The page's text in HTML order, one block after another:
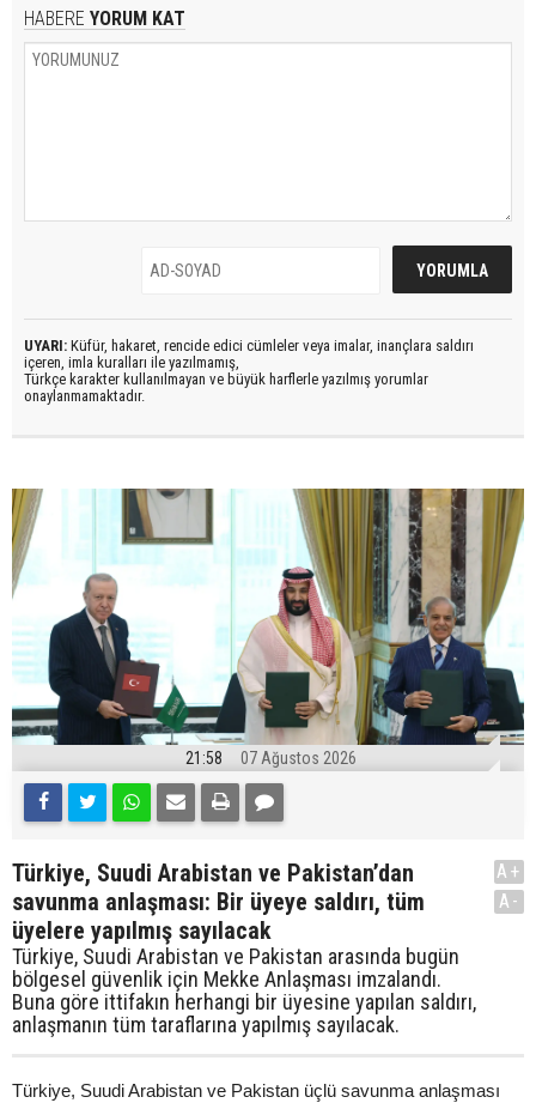
HABERE YORUM KAT
UYARI: Küfür, hakaret, rencide edici cümleler veya imalar, inançlara saldırı
içeren, imla kuralları ile yazılmamış,
Türkçe karakter kullanılmayan ve büyük harflerle yazılmış yorumlar
onaylanmamaktadır.
21:58 07 Ağustos 2026
Türkiye, Suudi Arabistan ve Pakistan’dan
savunma anlaşması: Bir üyeye saldırı, tüm
üyelere yapılmış sayılacak
Türkiye, Suudi Arabistan ve Pakistan arasında bugün
bölgesel güvenlik için Mekke Anlaşması imzalandı.
Buna göre ittifakın herhangi bir üyesine yapılan saldırı,
anlaşmanın tüm taraflarına yapılmış sayılacak.
A+
A-
Türkiye, Suudi Arabistan ve Pakistan üçlü savunma anlaşması